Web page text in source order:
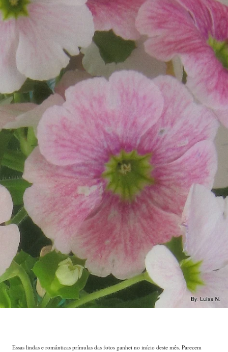
Essas lindas e românticas prímulas das fotos ganhei no início deste mês. Parecem